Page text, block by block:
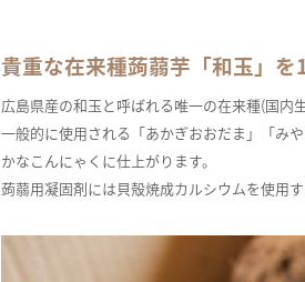
貴重な在来種蒟蒻芋「和玉」を
広島県産の和玉と呼ばれる唯一の在来種(国内
一般的に使用される「あかぎおおだま」「み
かなこんにゃくに仕上がります。
蒟蒻用凝固剤には貝殻焼成カルシウムを使用